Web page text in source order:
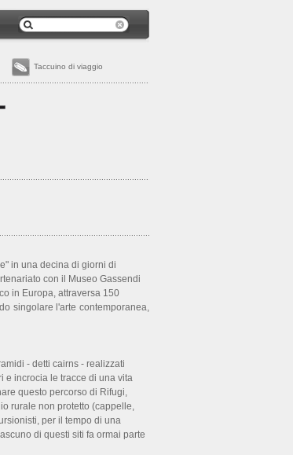
Taccuino di viaggio
in una decina di giorni di
con il Museo Gassendi
in Europa, attraversa 150
singolare l'arte contemporanea,
- detti cairns - realizzati
e incrocia le tracce di una vita
questo percorso di Rifugi,
rurale non protetto (cappelle,
per il tempo di una
di questi siti fa ormai parte